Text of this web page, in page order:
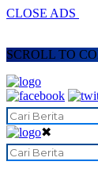
CLOSE ADS
SCROLL TO
✖